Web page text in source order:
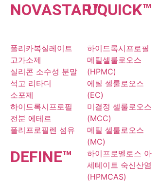
NOVASTAR™
폴리카복실레이트
고가소제
실리콘 소수성 분말
석고 리타더
소포제
하이드록시프로필
전분 에테르
폴리프로필렌 섬유
DEFINE™
UQUICK™
하이드록시프로필
메틸셀룰로오스
(HPMC)
에틸 셀룰로오스
(EC)
미결정 셀룰로오스
(MCC)
메틸 셀룰로오스
(MC)
하이프로멜로스 아
세테이트 숙신산염
(HPMCAS)